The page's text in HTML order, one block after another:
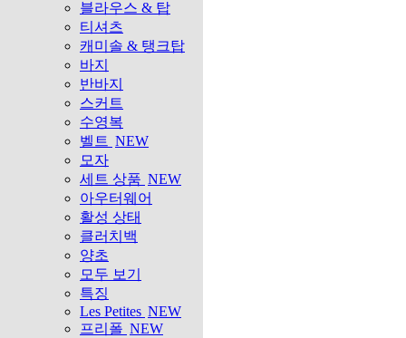
블라우스 & 탑
티셔츠
캐미솔 & 탱크탑
바지
반바지
스커트
수영복
벨트 NEW
모자
세트 상품 NEW
아우터웨어
활성 상태
클러치백
양초
모두 보기
특징
Les Petites NEW
프리폴 NEW